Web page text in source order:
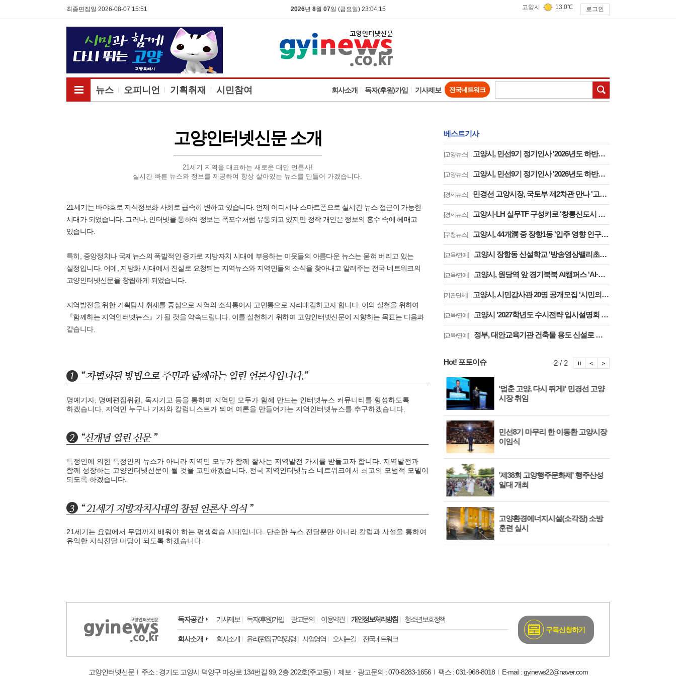
최종편집일 2026-08-07 15:51 2026년 8월 07일 (금요일) 23:04:15 고양시 13.0℃ 로그인
뉴스 오피니언 기획취재 시민참여 회사소개 독자(후원)가입 기사제보 전국네트워크
전체메뉴보기
고양인터넷신문 소개
21세기 지역을 대표하는 새로운 대안 언론사!
실시간 빠른 뉴스와 정보를 제공하여 항상 살아있는 뉴스를 만들어 가겠습니다.
21세기는 바야흐로 지식정보화 사회로 급속히 변하고 있습니다. 언제 어디서나 스마트폰으로 실시간 뉴스 접근이 가능한
시대가 되었습니다. 그러나, 인터넷을 통하여 정보는 폭포수처럼 유통되고 있지만 정작 개인은 정보의 홍수 속에 헤매고
있습니다.
특히, 중앙정치나 국제뉴스의 폭발적인 증가로 지방자치 시대에 부응하는 이웃들의 아름다운 뉴스는 묻혀 버리고 있는
실정입니다. 이에, 지방화 시대에서 진실로 요청되는 지역뉴스와 지역민들의 소식을 찾아내고 알려주는 전국 네트워크의
고양인터넷신문을 창립하게 되었습니다.
지역발전을 위한 기획탐사 취재를 중심으로 지역의 소식통이자 고민통으로 자리매김하고자 합니다. 이의 실천을 위하여
『함께하는 지역인터넷뉴스』가 될 것을 약속드립니다. 이를 실천하기 위하여 고양인터넷신문이 지향하는 목표는 다음과
같습니다.
명예기자, 명예편집위원, 독자기고 등을 통하여 지역민 모두가 함께 만드는 인터넷뉴스 커뮤니티를 형성하도록
하겠습니다. 지역민 누구나 기자와 칼럼니스트가 되어 여론을 만들어가는 지역인터넷뉴스를 추구하겠습니다.
특정인에 의한 특정인의 뉴스가 아니라 지역민 모두가 함께 잘사는 지역발전 가치를 받들고자 합니다. 지역발전과
함께 성장하는 고양인터넷신문이 될 것을 고민하겠습니다. 전국 지역인터넷뉴스 네트워크에서 최고의 모범적 모델이
되도록 하겠습니다.
21세기는 요람에서 무덤까지 배워야 하는 평생학습 시대입니다. 단순한 뉴스 전달뿐만 아니라 칼럼과 사설을 통하여
유익한 지식전달 마당이 되도록 하겠습니다.
베스트기사
[고양뉴스] 고양시, 민선9기 정기인사 '2026년도 하반기 6급 팀장 인사발령 사항'
[고양뉴스] 고양시, 민선9기 정기인사 '2026년도 하반기 6급 부팀장 이하 인사발령 사항'
[경제뉴스] 민경선 고양시장, 국토부 제2차관 만나 '고양은평선 일산 연장 반영' 등 요청
[경제뉴스] 고양시·LH 실무TF 구성키로 '창릉신도시 성공적 조성 및 자족기능 강화 협력'
[구청뉴스] 고양시, 44개洞 중 장항1동 '입주 영향 인구 증가폭' 최고··풍산동도 증가세 지속
[교육/연예] 고양시 장항동 신설학교 '방송영상밸리초교' 교육부 심사 통과··2030년 개교
[교육/연예] 고양시, 원당역 앞 경기북북 AI캠퍼스 'AI·디지털 배움터 체험존' 12월까지 운영
[기관단체] 고양시, 시민감사관 20명 공개모집 '시민의 시각·전문성으로 감사행정 제고'
[교육/연예] 고양시 '2027학년도 수시전략 입시설명회 및 대학입학정보박람회' 8일 개최
[교육/연예] 정부, 대안교육기관 건축물 용도 신설로 학습권 보장··고양자유학교 문제 해소
Hot! 포토이슈
시장 취임
'제38회 고양행주문화제' 행주산성
훈련 실시
면 가동
민경선 시장, 2026 고양시장배 볼링
회 개최
'멈춘 고양, 다시 뛰게!' 민경선 고양
시장 취임
민선8기 마무리 한 이동환 고양시장
이임식
'제38회 고양행주문화제' 행주산성
일대 개최
고양환경에너지시설(소각장) 소방
훈련 실시
2 / 2 포토이슈 이전보기
포토이슈 정지
독자공간 기사제보 독자(후원)가입 광고문의 이용약관 개인정보처리방침 청소년보호정책
회사소개 회사소개 윤리(편집규약)강령 사업영역 오시는길 전국네트워크
구독신청하기
고양인터넷신문 주소 : 경기도 고양시 덕양구 마상로 134번길 99, 2층 202호(주교동) 제보ㆍ광고문의 : 070-8283-1656 팩스 : 031-968-8018 E-mail : gyinews22@naver.com